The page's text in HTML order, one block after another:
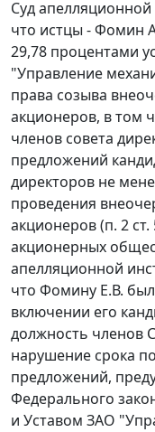
Суд апелляционной
что истцы - Фомин
29,78 процентами
"Управление
права созыва
акционеров, в том
членов совета
предложений
директоров не
проведения
акционеров (п. 2 ст.
акционерных
апелляционной
что Фомину Е.В.
включении его
должность членов
нарушение срока
предложений,
Федерального
и Уставом ЗАО